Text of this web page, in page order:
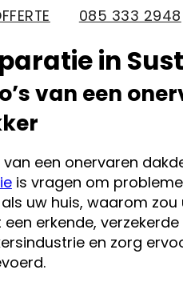
085 333 2948
in
van een
van een onervaren
is vragen om
uw huis, waarom zou
erkende,
en zorg